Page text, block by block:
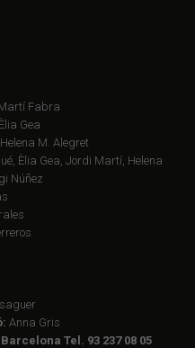
Fabra
Èlia Gea
Helena M. Alegret
Èlia Gea, Jordi Martí, Helena
Núñez
Anna Gris
Tel. 93 237 08 05